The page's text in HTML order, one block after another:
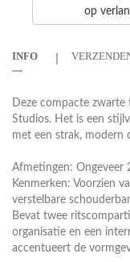
op
INFO
Deze compacte zwarte
Studios. Het is een
met een strak, modern
Afmetingen: Ongeveer
Kenmerken: Voorzien
verstelbare
Bevat twee
organisatie en een
accentueert de